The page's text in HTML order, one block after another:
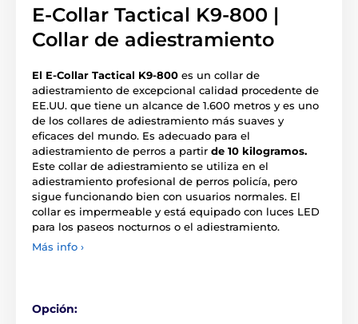
E-Collar Tactical K9-800 |
Collar de adiestramiento
El E-Collar Tactical K9-800 es un collar de
adiestramiento de excepcional calidad procedente de
EE.UU. que tiene un alcance de 1.600 metros y es uno
de los collares de adiestramiento más suaves y
eficaces del mundo. Es adecuado para el
adiestramiento de perros a partir de 10 kilogramos.
Este collar de adiestramiento se utiliza en el
adiestramiento profesional de perros policía, pero
sigue funcionando bien con usuarios normales. El
collar es impermeable y está equipado con luces LED
para los paseos nocturnos o el adiestramiento.
Más info ›
Opción: